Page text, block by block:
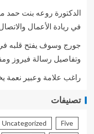
الدكتورة روعه بنت حمد
في ريادة الأعمال
جورج وسوف يفتح قلبه في
وتفاصيل رسالة فيروز
راغب علامة وعبير نعمة
تصنيفات
Five
Uncategorized